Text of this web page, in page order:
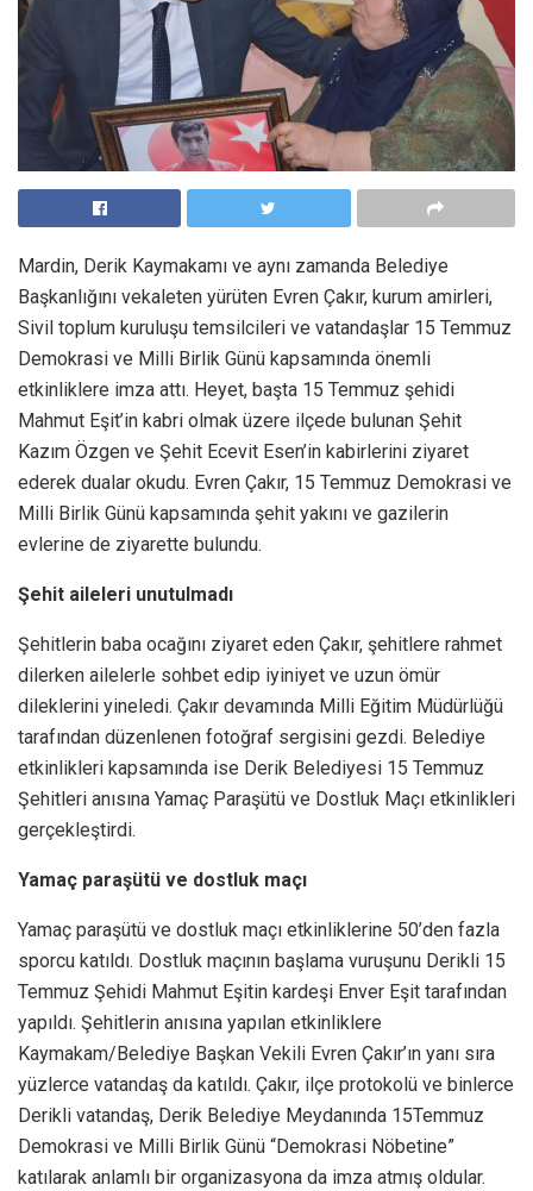
Mardin, Derik Kaymakamı ve aynı zamanda Belediye
Başkanlığını vekaleten yürüten Evren Çakır, kurum amirleri,
Sivil toplum kuruluşu temsilcileri ve vatandaşlar 15 Temmuz
Demokrasi ve Milli Birlik Günü kapsamında önemli
etkinliklere imza attı. Heyet, başta 15 Temmuz şehidi
Mahmut Eşit’in kabri olmak üzere ilçede bulunan Şehit
Kazım Özgen ve Şehit Ecevit Esen’in kabirlerini ziyaret
ederek dualar okudu. Evren Çakır, 15 Temmuz Demokrasi ve
Milli Birlik Günü kapsamında şehit yakını ve gazilerin
evlerine de ziyarette bulundu.
Şehit aileleri unutulmadı
Şehitlerin baba ocağını ziyaret eden Çakır, şehitlere rahmet
dilerken ailelerle sohbet edip iyiniyet ve uzun ömür
dileklerini yineledi. Çakır devamında Milli Eğitim Müdürlüğü
tarafından düzenlenen fotoğraf sergisini gezdi. Belediye
etkinlikleri kapsamında ise Derik Belediyesi 15 Temmuz
Şehitleri anısına Yamaç Paraşütü ve Dostluk Maçı etkinlikleri
gerçekleştirdi.
Yamaç paraşütü ve dostluk maçı
Yamaç paraşütü ve dostluk maçı etkinliklerine 50’den fazla
sporcu katıldı. Dostluk maçının başlama vuruşunu Derikli 15
Temmuz Şehidi Mahmut Eşitin kardeşi Enver Eşit tarafından
yapıldı. Şehitlerin anısına yapılan etkinliklere
Kaymakam/Belediye Başkan Vekili Evren Çakır’ın yanı sıra
yüzlerce vatandaş da katıldı. Çakır, ilçe protokolü ve binlerce
Derikli vatandaş, Derik Belediye Meydanında 15Temmuz
Demokrasi ve Milli Birlik Günü “Demokrasi Nöbetine”
katılarak anlamlı bir organizasyona da imza atmış oldular.